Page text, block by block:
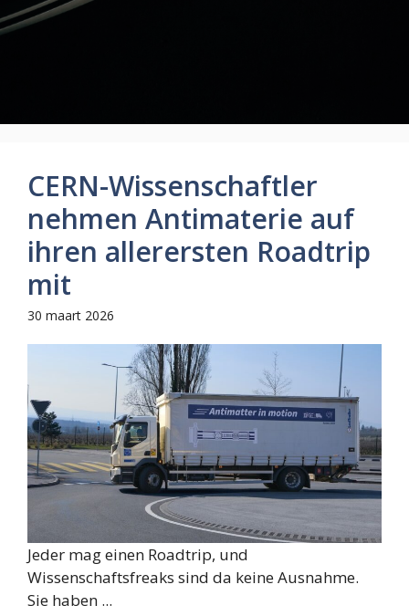
CERN-Wissenschaftler
nehmen Antimaterie auf
ihren allerersten Roadtrip
mit
30 maart 2026
Jeder mag einen Roadtrip, und
Wissenschaftsfreaks sind da keine Ausnahme.
Sie haben ...